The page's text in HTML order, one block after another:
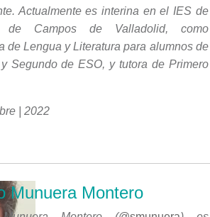
Actualmente es interina en el IES de
de Campos de Valladolid, como
de Lengua y Literatura para alumnos de
Segundo de ESO, y tutora de Primero
| 2022
Munuera Montero